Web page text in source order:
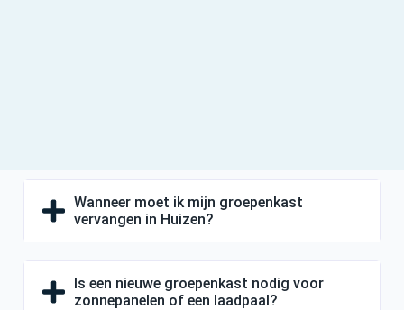
Wanneer moet ik mijn groepenkast
vervangen in Huizen?
Is een nieuwe groepenkast nodig voor
zonnepanelen of een laadpaal?